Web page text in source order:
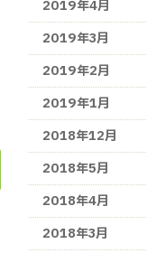
2019年4月
2019年3月
2019年2月
2019年1月
2018年12月
2018年5月
2018年4月
2018年3月